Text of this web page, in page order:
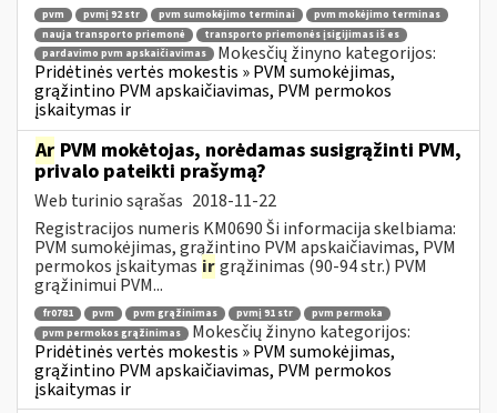
pvm pvmį 92 str pvm sumokėjimo terminai
pvm mokėjimo terminas
nauja transporto priemonė
transporto priemonės įsigijimas iš es
pardavimo pvm apskaičiavimas
Mokesčių žinyno kategorijos:
Pridėtinės vertės mokestis » PVM sumokėjimas,
grąžintino PVM apskaičiavimas, PVM permokos
įskaitymas ir
Ar PVM mokėtojas, norėdamas susigrąžinti PVM,
privalo pateikti prašymą?
Web turinio sąrašas 2018-11-22
Registracijos numeris KM0690 Ši informacija skelbiama:
PVM sumokėjimas, grąžintino PVM apskaičiavimas, PVM
permokos įskaitymas irgrąžinimas (90-94 str.) PVM
grąžinimui PVM...
fr0781 pvm pvm grąžinimas pvmį 91 str
pvm permoka
pvm permokos grąžinimas
Mokesčių žinyno kategorijos:
Pridėtinės vertės mokestis » PVM sumokėjimas,
grąžintino PVM apskaičiavimas, PVM permokos
įskaitymas ir